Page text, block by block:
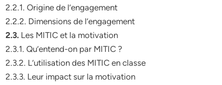
2.2.1. Origine de l’engagement
2.2.2. Dimensions de l’engagement
2.3. Les MITIC et la motivation
2.3.1. Qu’entend-on par MITIC ?
2.3.2. L’utilisation des MITIC en classe
2.3.3. Leur impact sur la motivation